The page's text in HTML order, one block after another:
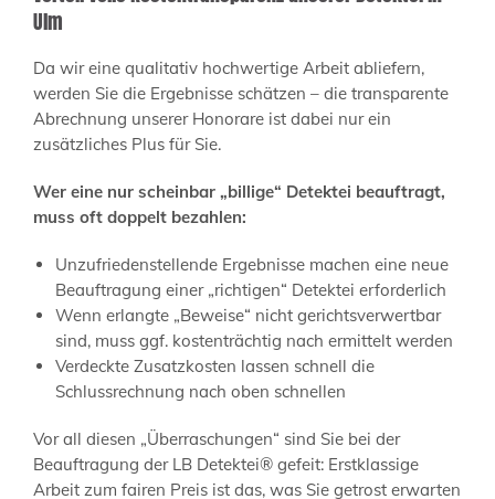
Ulm
Da wir eine qualitativ hochwertige Arbeit abliefern,
werden Sie die Ergebnisse schätzen – die transparente
Abrechnung unserer Honorare ist dabei nur ein
zusätzliches Plus für Sie.
Wer eine nur scheinbar „billige“ Detektei beauftragt,
muss oft doppelt bezahlen:
Unzufriedenstellende Ergebnisse machen eine neue
Beauftragung einer „richtigen“ Detektei erforderlich
Wenn erlangte „Beweise“ nicht gerichtsverwertbar
sind, muss ggf. kostenträchtig nach ermittelt werden
Verdeckte Zusatzkosten lassen schnell die
Schlussrechnung nach oben schnellen
Vor all diesen „Überraschungen“ sind Sie bei der
Beauftragung der LB Detektei® gefeit: Erstklassige
Arbeit zum fairen Preis ist das, was Sie getrost erwarten